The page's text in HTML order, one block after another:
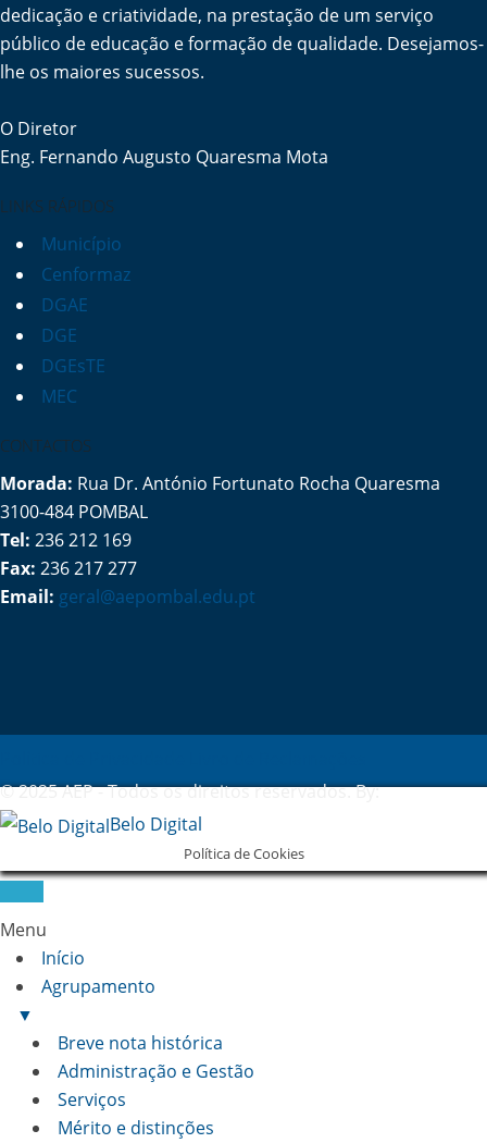
dedicação e criatividade, na prestação de um serviço
público de educação e formação de qualidade. Desejamos-
lhe os maiores sucessos.
O Diretor
Eng. Fernando Augusto Quaresma Mota
LINKS RÁPIDOS
Município
Cenformaz
DGAE
DGE
DGEsTE
MEC
CONTACTOS
Morada: Rua Dr. António Fortunato Rocha Quaresma
3100-484 POMBAL
Tel: 236 212 169
Fax: 236 217 277
Email: geral@aepombal.edu.pt
© 2025 AEP - Todos os direitos reservados. By:
Belo Digital
Política de Cookies
Menu
Início
Agrupamento
▼
Breve nota histórica
Administração e Gestão
Serviços
Mérito e distinções